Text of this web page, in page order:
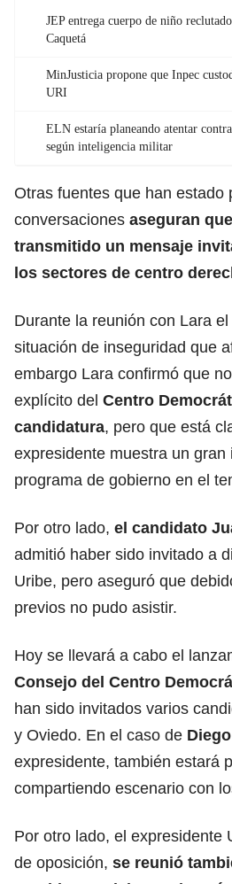
JEP entrega cuerpo de niño
Caquetá
MinJusticia propone que Inpec
URI
ELN estaría planeando atentar
según inteligencia militar
Otras fuentes que han estado
conversaciones aseguran
transmitido un mensaje
los sectores de centro
Durante la reunión con Lara
situación de inseguridad que
embargo Lara confirmó que
explícito del Centro
candidatura, pero que está
expresidente muestra un gran
programa de gobierno en el
Por otro lado, el candidato
admitió haber sido invitado a
Uribe, pero aseguró que
previos no pudo asistir.
Hoy se llevará a cabo el
Consejo del Centro
han sido invitados varios
y Oviedo. En el caso de
expresidente, también estará
compartiendo escenario con
Por otro lado, el expresidente
de oposición, se reunió